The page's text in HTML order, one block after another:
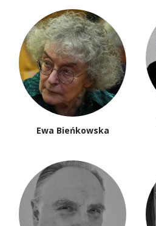
Ewa Bieńkowska